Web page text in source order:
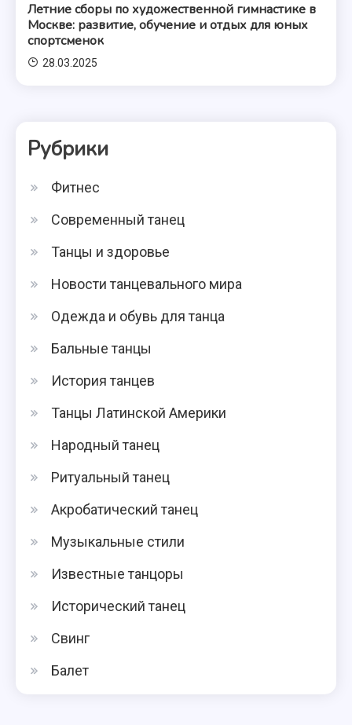
Летние сборы по художественной гимнастике в
Москве: развитие, обучение и отдых для юных
спортсменок
28.03.2025
Рубрики
Фитнес
Современный танец
Танцы и здоровье
Новости танцевального мира
Одежда и обувь для танца
Бальные танцы
История танцев
Танцы Латинской Америки
Народный танец
Ритуальный танец
Акробатический танец
Музыкальные стили
Известные танцоры
Исторический танец
Свинг
Балет